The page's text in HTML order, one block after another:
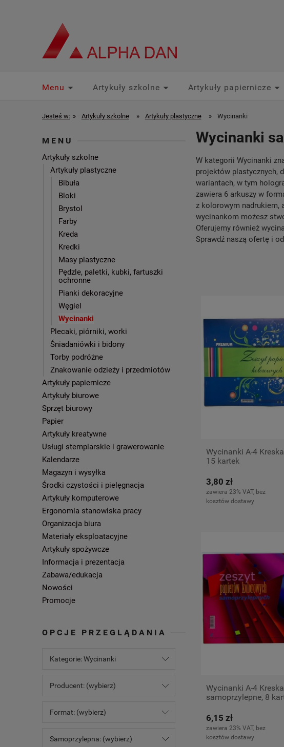
Menu Artykuły szkolne Artykuły papiernicze
Promocje Partnerskie
Jesteś w: » Artykuły szkolne » Artykuły plastyczne » Wycinanki
Wycinanki
W kategorii Wycinanki
projektów plastycznych,
wariantach, w tym
zawiera 6 arkuszy w
z kolorowym nadrukiem,
wycinankom możesz
Oferujemy również
Sprawdź naszą ofertę i
Wycinanki A-4
15 kartek
3,80 zł
zawiera 23% VAT, bez
kosztów dostawy
Wycinanki A-4 Kreska
samoprzylepne, 8
6,15 zł
zawiera 23% VAT, bez
kosztów dostawy
MENU
Artykuły szkolne
Artykuły plastyczne
Bibuła
Bloki
Brystol
Farby
Kreda
Kredki
Masy plastyczne
Pędzle, paletki, kubki, fartuszki
ochronne
Pianki dekoracyjne
Węgiel
Wycinanki
Plecaki, piórniki, worki
Śniadaniówki i bidony
Torby podróżne
Znakowanie odzieży i przedmiotów
Artykuły papiernicze
Artykuły biurowe
Sprzęt biurowy
Papier
Artykuły kreatywne
Usługi stemplarskie i grawerowanie
Kalendarze
Magazyn i wysyłka
Środki czystości i pielęgnacja
Artykuły komputerowe
Ergonomia stanowiska pracy
Organizacja biura
Materiały eksploatacyjne
Artykuły spożywcze
Informacja i prezentacja
Zabawa/edukacja
Nowości
Promocje
OPCJE PRZEGLĄDANIA
Kategorie: Wycinanki
Producent: (wybierz)
Format: (wybierz)
Samoprzylepna: (wybierz)